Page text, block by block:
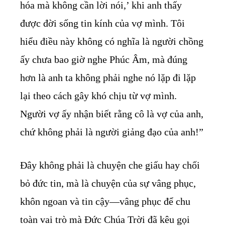
hóa mà không cần lời nói,’ khi anh thấy
được đời sống tin kính của vợ mình. Tôi
hiểu điều này không có nghĩa là người chồng
ấy chưa bao giờ nghe Phúc Âm, mà đúng
hơn là anh ta không phải nghe nó lặp đi lặp
lại theo cách gây khó chịu từ vợ mình.
Người vợ ấy nhận biết rằng cô là vợ của anh,
chứ không phải là người giảng đạo của anh!”
Đây không phải là chuyện che giấu hay chối
bỏ đức tin, mà là chuyện của sự vâng phục,
khôn ngoan và tin cậy—vâng phục để chu
toàn vai trò mà Đức Chúa Trời đã kêu gọi